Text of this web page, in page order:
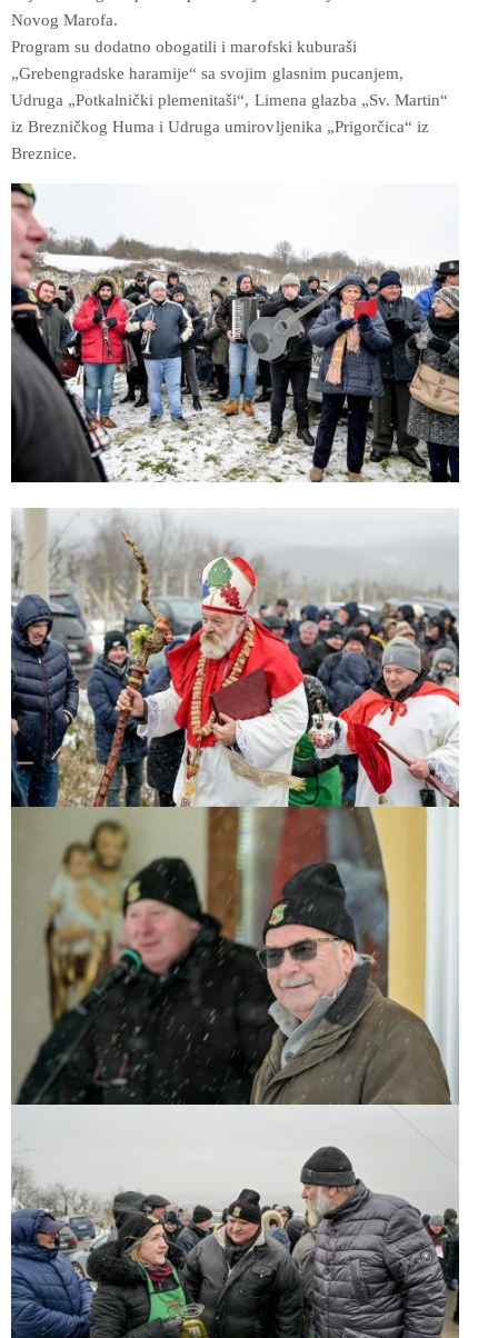
Novog Marofa.
Program su dodatno obogatili i marofski kuburaši
„Grebengradske haramije“sa svojim glasnim pucanjem,
Udruga „Potkalnički plemenitaši“, Limena glazba „Sv. Martin“
iz Brezničkog Huma i Udruga umirovljenika „Prigorčica“ iz
Breznice.